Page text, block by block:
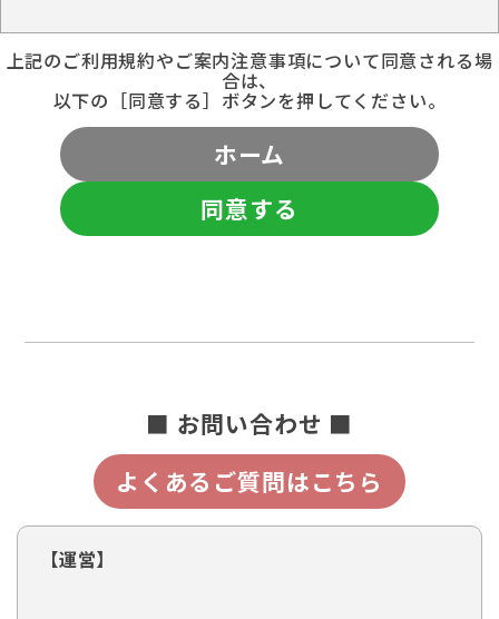
上記のご利用規約やご案内注意事項について同意される場
合は、
以下の［同意する］ボタンを押してください。
ホーム
同意する
■ お問い合わせ ■
よくあるご質問はこちら
【運営】